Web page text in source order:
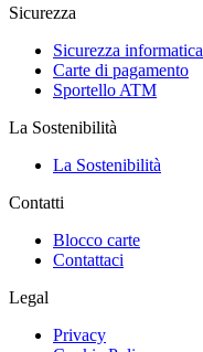
Sicurezza
Sicurezza informatica
Carte di pagamento
Sportello ATM
La Sostenibilità
La Sostenibilità
Contatti
Blocco carte
Contattaci
Legal
Privacy